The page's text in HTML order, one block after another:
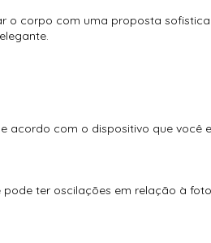
o corpo com uma proposta
com o dispositivo que você
ter oscilações em relação à